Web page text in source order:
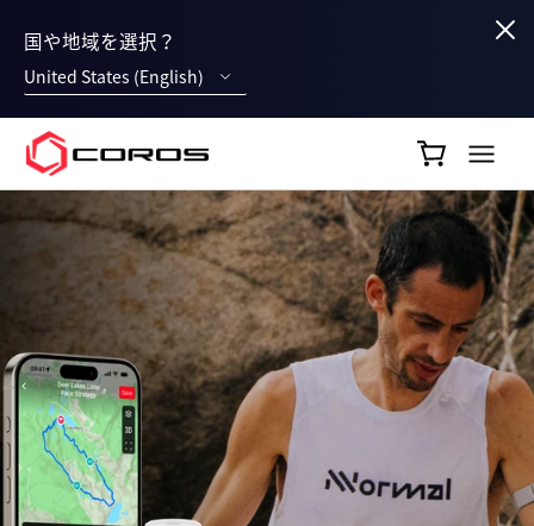
国や地域を選択？
United States (English)
COROS JP